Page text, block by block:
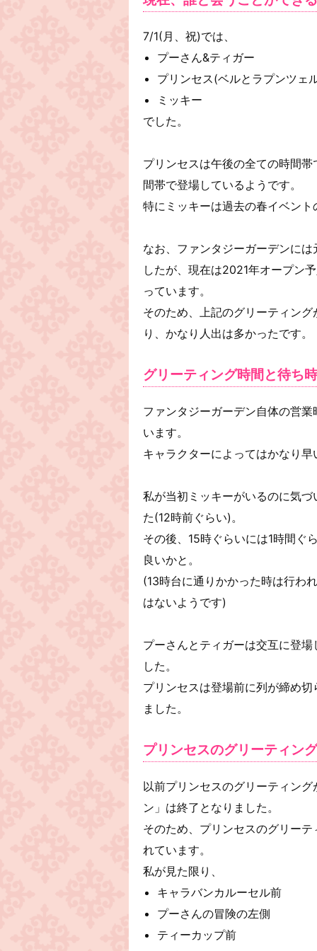
7/1(月、祝)では、
プーさん&ティガー
プリンセス(ベルとラプンツェ
ミッキー
でした。
プリンセスは午後の全ての時間
間帯で登場しているようです。
特にミッキーは過去の春イベン
なお、ファンタジーガーデンに
したが、現在は2021年オープン
っています。
そのため、上記のグリーティン
り、かなり人出は多かったです。
グリーティング時間と待ち
ファンタジーガーデン自体の営
います。
キャラクターによってはかなり
私が当初ミッキーがいるのに気
た(12時前ぐらい)。
その後、15時ぐらいには1時間ぐ
良いかと。
(13時台に通りかかった時は行わ
はないようです)
プーさんとティガーは交互に登
した。
プリンセスは登場前に列が締め
ました。
プリンセスのグリーティン
以前プリンセスのグリーティン
ン」は終了となりました。
そのため、プリンセスのグリー
れています。
私が見た限り、
キャラバンカルーセル前
プーさんの冒険の左側
ティーカップ前